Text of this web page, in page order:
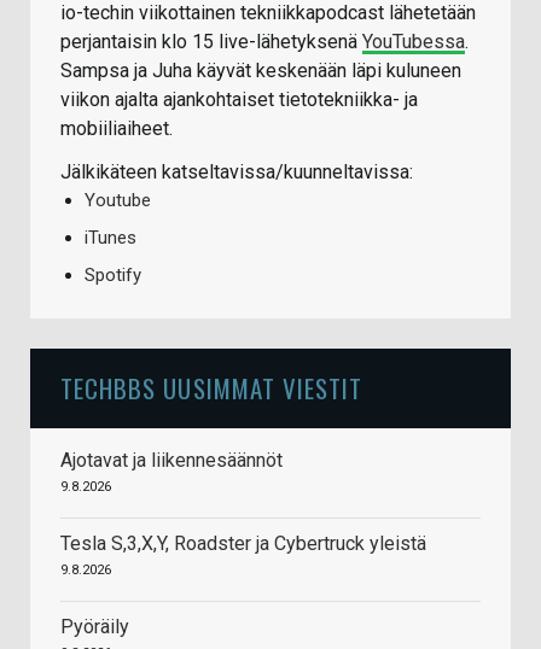
io-techin viikottainen tekniikkapodcast lähetetään
perjantaisin klo 15 live-lähetyksenä YouTubessa.
Sampsa ja Juha käyvät keskenään läpi kuluneen
viikon ajalta ajankohtaiset tietotekniikka- ja
mobiiliaiheet.
Jälkikäteen katseltavissa/kuunneltavissa:
Youtube
iTunes
Spotify
TECHBBS UUSIMMAT VIESTIT
Ajotavat ja liikennesäännöt
9.8.2026
Tesla S,3,X,Y, Roadster ja Cybertruck yleistä
9.8.2026
Pyöräily